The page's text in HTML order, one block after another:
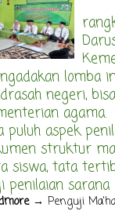
lomba
negeri,
puluh aspek
struktur
siswa, tata
penilaian
→ Penguji